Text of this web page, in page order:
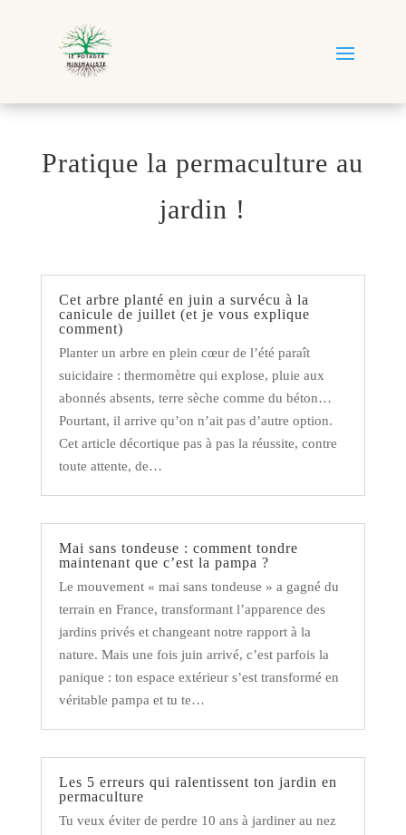
Pratique la permaculture au
jardin !
Cet arbre planté en juin a survécu à la
canicule de juillet (et je vous explique
comment)
Planter un arbre en plein cœur de l’été paraît
suicidaire : thermomètre qui explose, pluie aux
abonnés absents, terre sèche comme du béton…
Pourtant, il arrive qu’on n’ait pas d’autre option.
Cet article décortique pas à pas la réussite, contre
toute attente, de…
Mai sans tondeuse : comment tondre
maintenant que c’est la pampa ?
Le mouvement « mai sans tondeuse » a gagné du
terrain en France, transformant l’apparence des
jardins privés et changeant notre rapport à la
nature. Mais une fois juin arrivé, c’est parfois la
panique : ton espace extérieur s’est transformé en
véritable pampa et tu te…
Les 5 erreurs qui ralentissent ton jardin en
permaculture
Tu veux éviter de perdre 10 ans à jardiner au nez